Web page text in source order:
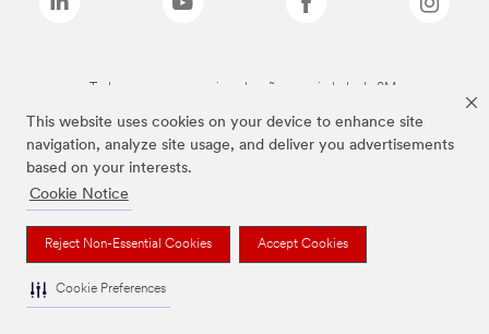
This website uses cookies on your device to enhance site
navigation, analyze site usage, and deliver you advertisements
based on your interests.
Cookie Notice
Reject Non-Essential Cookies Accept Cookies
Cookie Preferences
Todas as marcas mencionadas são propriedade da 3M.